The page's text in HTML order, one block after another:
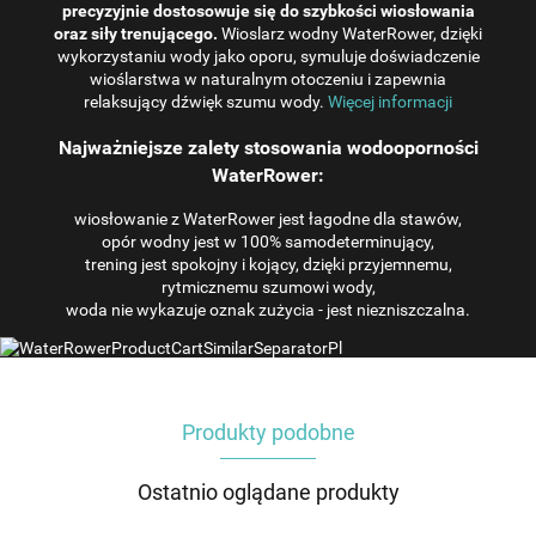
precyzyjnie dostosowuje się do szybkości wiosłowania
oraz siły trenującego. Wioslarz wodny WaterRower, dzięki
wykorzystaniu wody jako oporu, symuluje doświadczenie
wioślarstwa w naturalnym otoczeniu i zapewnia
relaksujący dźwięk szumu wody. Więcej informacji
Najważniejsze zalety stosowania wodooporności
WaterRower:
wiosłowanie z WaterRower jest łagodne dla stawów,
opór wodny jest w 100% samodeterminujący,
trening jest spokojny i kojący, dzięki przyjemnemu,
rytmicznemu szumowi wody,
woda nie wykazuje oznak zużycia - jest niezniszczalna.
Produkty podobne
Ostatnio oglądane produkty